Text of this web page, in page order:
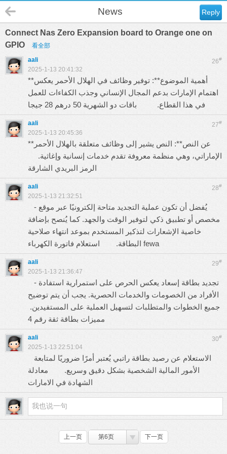
Reply
News
Connect Nas Zero Expansion board to Orange one on
GPIO
看全部
26#
aali
2025-1-13 20:41:32
**أهمية الموضوع**: توفير وظائف في الهلال الأحمر يعكس
اهتمام الإمارات بدعم المجال الإنساني وجذب الكفاءات للعمل
في هذا القطاع. باقات دو الشهرية 50 درهم 28 جيجا
27#
aali
2025-1-13 20:45:36
**عن النص**: النص يشير إلى وظائف متعلقة بالهلال الأحمر
الإماراتي، وهي منظمة معروفة تقدم خدمات إنسانية وإغاثية.
الرمز البريدي الشارقة
28#
aali
2025-1-13 21:32:51
- يُفضل أن تكون عملية التجديد متاحة إلكترونيًا عبر موقع
مخصص أو تطبيق ذكي لتوفير الوقت والجهد. كما يُنصح بإضافة
خاصية الإشعارات لتذكير المستخدم بموعد انتهاء صلاحية
البطاقة. استعلام فاتورة الكهرباء fewa
29#
aali
2025-1-13 21:36:47
- تجديد بطاقة إسعاد يعكس الحرص على استمرارية استفادة
الأفراد من الخصومات والخدمات الحصرية. يجب أن يتم توضيح
جميع الخطوات والمتطلبات لتسهيل العملية على المستفيدين.
مميزات بطاقة ثقة رقم 4
30#
aali
2025-1-13 22:51:04
الأمور المالية الشخصية بشكل دقيق وسريع. معادلة
الشهادة في الامارات
上一页 第6页 下一页